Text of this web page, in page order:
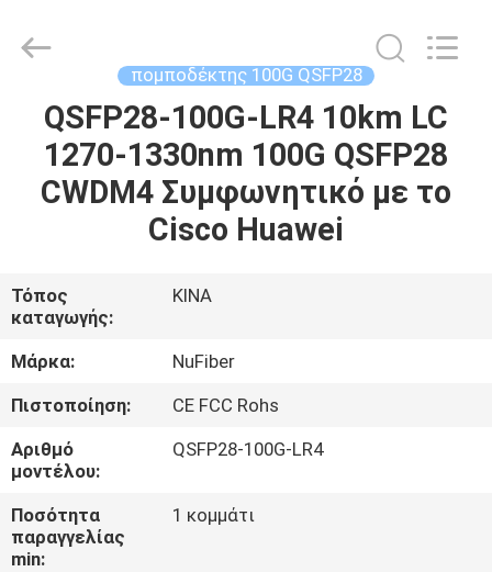
ΣΠΊΤΙ
ΠΡΟΪΌΝΤΑ
ΕΜΕΊΣ
ΓΎΡΟΣ
ΕΡΓΟΣΤΑΣΊΩΝ
ΠΟΙΟΤΙΚΌΣ
ΈΛΕΓΧΟΣ
Rights
πομποδέκτης 100G QSFP28
QSFP28-100G-LR4 10km LC
1270-1330nm 100G QSFP28
CWDM4 Συμφωνητικό με το
Cisco Huawei
Τόπος
καταγωγής:
ΚΙΝΑ
Μάρκα:
NuFiber
Πιστοποίηση:
CE FCC Rohs
Αριθμό
μοντέλου:
QSFP28-100G-LR4
Ποσότητα
παραγγελίας
min:
1 κομμάτι